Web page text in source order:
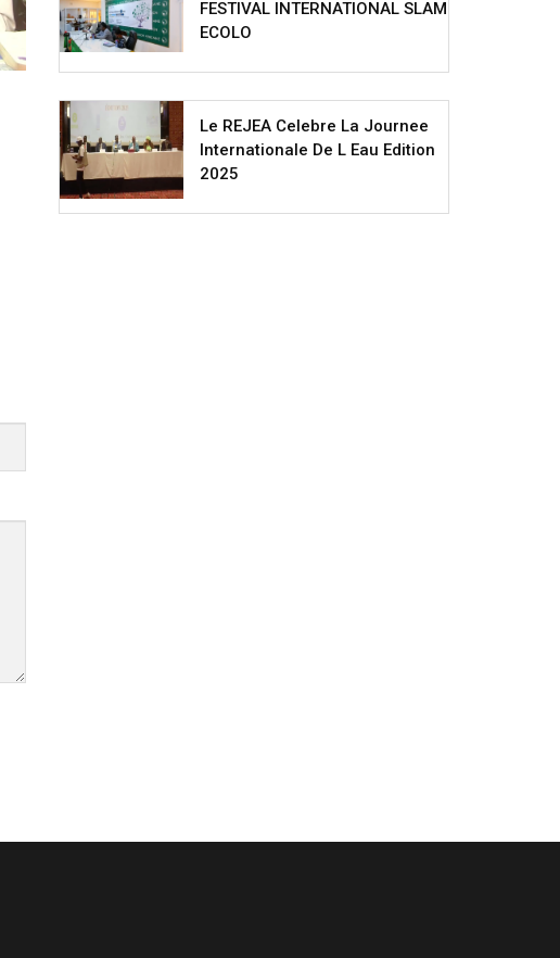
FESTIVAL INTERNATIONAL SLAM
ECOLO
Le REJEA Celebre La Journee
Internationale De L Eau Edition
2025